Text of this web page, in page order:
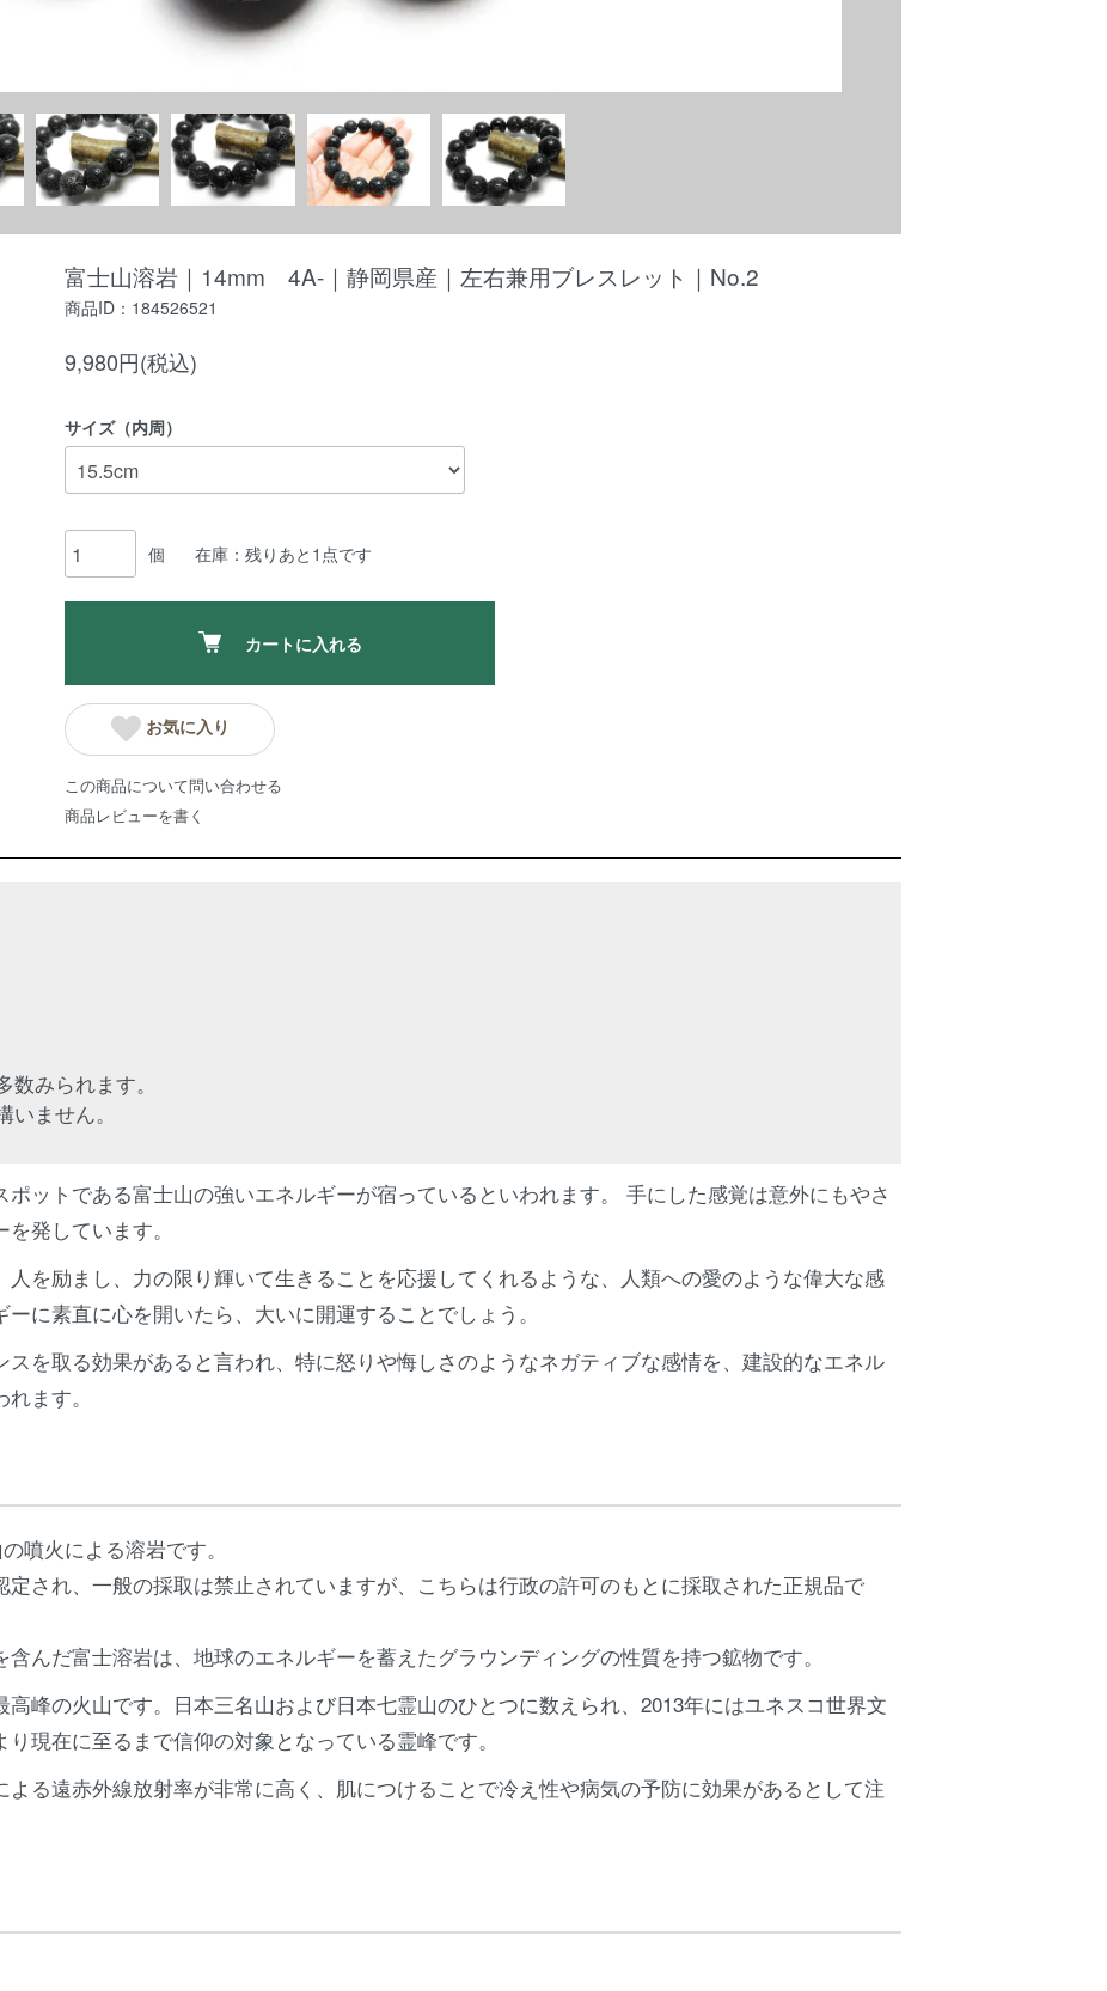
富士山溶岩｜14mm 4A-｜静岡県産｜左右兼用ブレスレット｜No.2
商品ID：184526521
9,980円(税込)
サイズ（内周）
個 在庫：残りあと1点です
カートに入れる
お気に入り
この商品について問い合わせる
商品レビューを書く
みられます。
ません。
ットである富士山の強いエネルギーが宿っているといわれます。 手にした感覚は意外にもやさ
発しています。
を励まし、力の限り輝いて生きることを応援してくれるような、人類への愛のような偉大な感
に素直に心を開いたら、大いに開運することでしょう。
を取る効果があると言われ、特に怒りや悔しさのようなネガティブな感情を、建設的なエネル
ます。
噴火による溶岩です。
され、一般の採取は禁止されていますが、こちらは行政の許可のもとに採取された正規品で
んだ富士溶岩は、地球のエネルギーを蓄えたグラウンディングの性質を持つ鉱物です。
峰の火山です。日本三名山および日本七霊山のひとつに数えられ、2013年にはユネスコ世界文
現在に至るまで信仰の対象となっている霊峰です。
る遠赤外線放射率が非常に高く、肌につけることで冷え性や病気の予防に効果があるとして注